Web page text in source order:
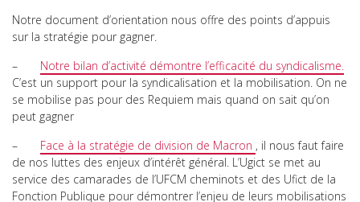
Notre document d’orientation nous offre des points d’appuis
sur la stratégie pour gagner.
– Notre bilan d’activité démontre l’efficacité du syndicalisme.
C’est un support pour la syndicalisation et la mobilisation. On ne
se mobilise pas pour des Requiem mais quand on sait qu’on
peut gagner
– Face à la stratégie de division de Macron , il nous faut faire
de nos luttes des enjeux d’intérêt général. L’Ugict se met au
service des camarades de l’UFCM cheminots et des Ufict de la
Fonction Publique pour démontrer l’enjeu de leurs mobilisations